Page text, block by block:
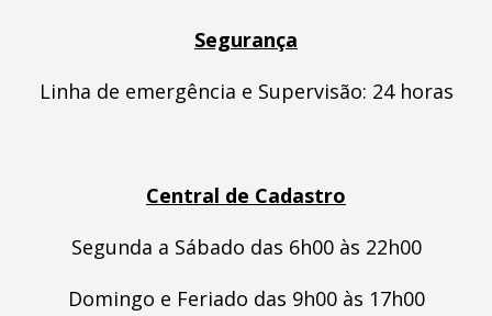
Segurança
Linha de emergência e Supervisão: 24 horas
Central de Cadastro
Segunda a Sábado das 6h00 às 22h00
Domingo e Feriado das 9h00 às 17h00